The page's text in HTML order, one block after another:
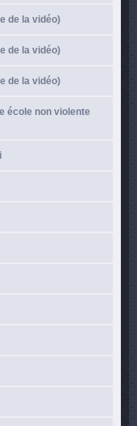
de la vidéo)
de la vidéo)
de la vidéo)
école non violente